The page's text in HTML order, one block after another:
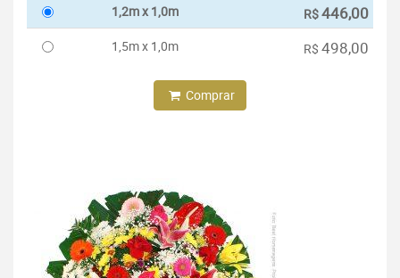
1,2m x 1,0m R$446,00
1,5m x 1,0m R$ 498,00
Comprar